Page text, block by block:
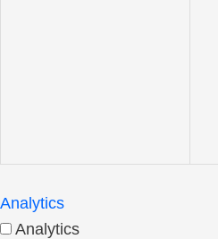
Analytics
Analytics